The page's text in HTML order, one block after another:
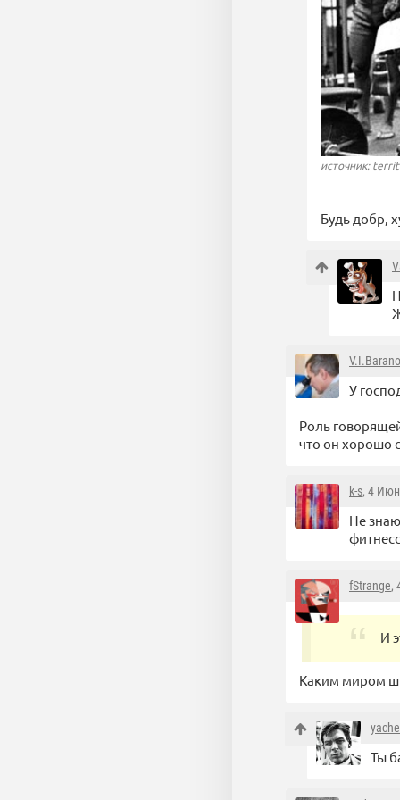
источник:
Будь добр,
У
Роль
что он хорошо
k-s, 4
Не
fStrange,
И
Каким миром
yache
Ты